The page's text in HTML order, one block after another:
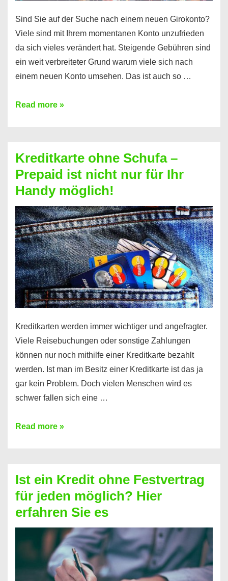
Sind Sie auf der Suche nach einem neuen Girokonto?
Viele sind mit Ihrem momentanen Konto unzufrieden
da sich vieles verändert hat. Steigende Gebühren sind
ein weit verbreiteter Grund warum viele sich nach
einem neuen Konto umsehen. Das ist auch so …
Konto
Neueröffnung
trotz
Schufaeintrag
möglich
Read more »
Kreditkarte ohne Schufa –
Prepaid ist nicht nur für Ihr
Handy möglich!
Kreditkarten werden immer wichtiger und angefragter.
Viele Reisebuchungen oder sonstige Zahlungen
können nur noch mithilfe einer Kreditkarte bezahlt
werden. Ist man im Besitz einer Kreditkarte ist das ja
gar kein Problem. Doch vielen Menschen wird es
schwer fallen sich eine …
Kreditkarte
Prepaid
ist
nicht
nur
für
Handy
Read more »
Ist ein Kredit ohne Festvertrag
für jeden möglich? Hier
erfahren Sie es